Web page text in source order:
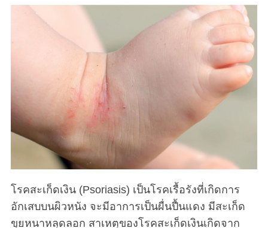
โรคสะเก็ดเงิน (Psoriasis) เป็นโรคเรื้อรังที่เกิดการ
อักเสบบนผิวหนัง จะมีอาการเป็นผื่นปื้นแดง มีสะเก็ด
ขุยหนาหลุดลอก สาเหตุของโรคสะเก็ดเงินเกิดจาก